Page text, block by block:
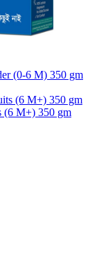
(0-6 M) 350 gm
(6 M+) 350 gm